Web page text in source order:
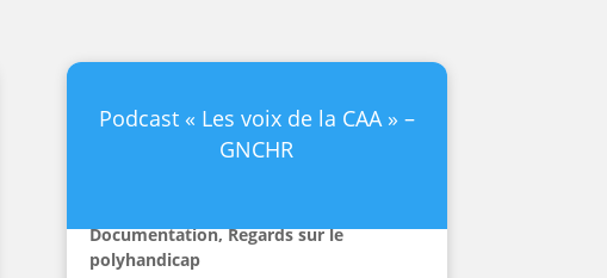
Podcast « Les voix de la CAA » –
GNCHR
Documentation,Regards sur le
polyhandicap